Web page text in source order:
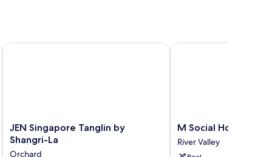
JEN
Singapore
Tanglin
JEN Singapore Tanglin by
Shangri-La
Orchard
JEN Singapore Tanglin by Shangri-La
M
Social
Hotel
M Social Hotel
River Valley
M Social Hotel